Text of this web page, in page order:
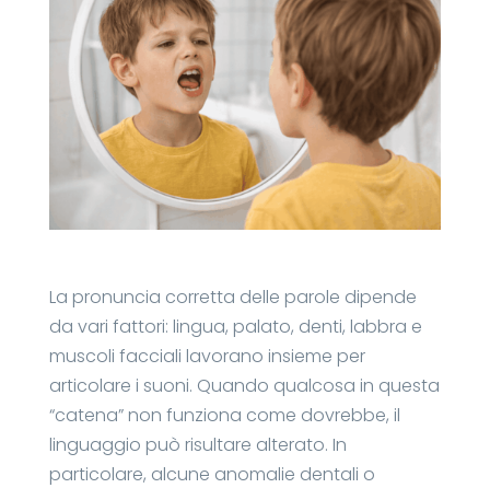
La pronuncia corretta delle parole dipende
da vari fattori: lingua, palato, denti, labbra e
muscoli facciali lavorano insieme per
articolare i suoni. Quando qualcosa in questa
“catena” non funziona come dovrebbe, il
linguaggio può risultare alterato. In
particolare, alcune anomalie dentali o